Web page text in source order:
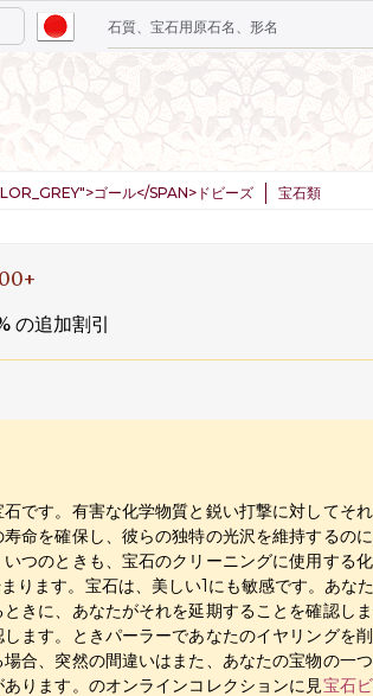
ゴール</SPAN>ドビーズ 宝石類
の追加割引
です。有害な化学物質と鋭い打撃に対してそ
命を確保し、彼らの独特の光沢を維持するの
つのときも、宝石のクリーニングに使用する
ります。宝石は、美しい1にも敏感です。あな
きに、あなたがそれを延期することを確認し
ます。ときパーラーであなたのイヤリングを削
合、突然の間違いはまた、あなたの宝物の一
ります。のオンラインコレクションに見宝石